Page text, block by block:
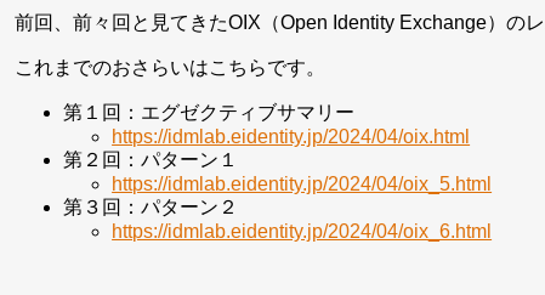
前回、前々回と見てきたOIX（Open Identity Exchange）の
これまでのおさらいはこちらです。
第１回：エグゼクティブサマリー
https://idmlab.eidentity.jp/2024/04/oix.html
第２回：パターン１
https://idmlab.eidentity.jp/2024/04/oix_5.html
第３回：パターン２
https://idmlab.eidentity.jp/2024/04/oix_6.html